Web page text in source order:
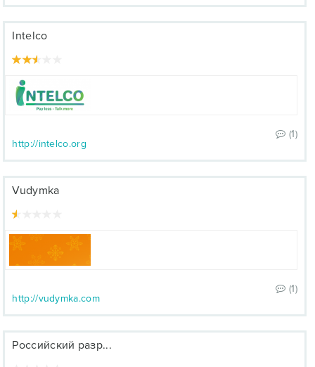
Intelco
(1)
http://intelco.org
Vudymka
(1)
http://vudymka.com
Российский разр...